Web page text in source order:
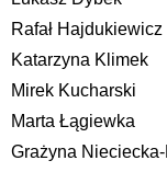
Rafał Hajdukiewicz
Katarzyna Klimek
Mirek Kucharski
Marta Łągiewka
Grażyna